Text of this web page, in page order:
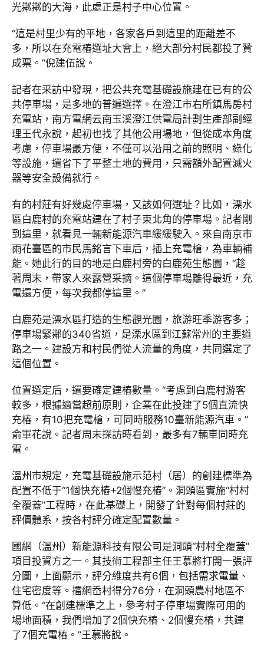
光粼粼的大海，此處正是村子中心位置。
“這是村里少有的平地，各家各戶到這里的距離差不
多，所以在充電樁選址大會上，絕大部分村民都投了贊
成票。”倪建伍說。
記者在采訪中發現，把公共充電基礎設施建在已有的公
共停車場，是多地的普遍選擇。在澄江市右所鎮馬房村
充電站，南方電網云南玉溪澄江供電局計劃生產部副經
理王代永說，起初也找了其他公用場地，但從成本角度
考慮，停車場最方便，不僅可以沿用之前的照明、綠化
等設施，還省下了平整土地的費用，只需額外配置滅火
器等安全設備就行。
有的村莊有好幾處停車場，又該如何選址？比如，溧水
區白鹿村的充電站建在了村子東北角的停車場。記者剛
到這里，就看見一輛新能源汽車緩緩駛入。來自南京市
雨花臺區的市民馬銘言下車后，插上充電槍，為車輛補
能。她此行的目的地是白鹿村旁的白鹿苑生態園，“趁
著周末，帶家人來露營采摘。這個停車場離得最近，充
電還方便，每次我都停這里。”
白鹿苑是溧水區打造的生態觀光園，旅游旺季游客多；
停車場緊鄰的340省道，是溧水區到江蘇常州的主要道
路之一。建設方和村民們從人流量的角度，共同選定了
這個位置。
位置選定后，還要確定建樁數量。“考慮到白鹿村游客
較多，根據適當超前原則，企業在此投建了5個直流快
充樁，有10把充電槍，可同時服務10臺新能源汽車。”
俞軍花說。記者周末探訪時看到，最多有7輛車同時充
電。
溫州市規定，充電基礎設施示范村（居）的創建標準為
配置不低于“1個快充樁+2個慢充樁”。洞頭區實施“村村
全覆蓋”工程時，在此基礎上，開發了針對每個村莊的
評價體系，按各村評分確定配置數量。
國網（溫州）新能源科技有限公司是洞頭“村村全覆蓋”
項目投資方之一。其技術工程部主任王慕將打開一張評
分圖，上面顯示，評分維度共有6個，包括需求電量、
住宅密度等。擂網岙村得分76分，在洞頭農村地區不
算低。“在創建標準之上，參考村子停車場實際可用的
場地面積，我們增加了2個快充樁、2個慢充樁，共建
了7個充電樁。”王慕將說。